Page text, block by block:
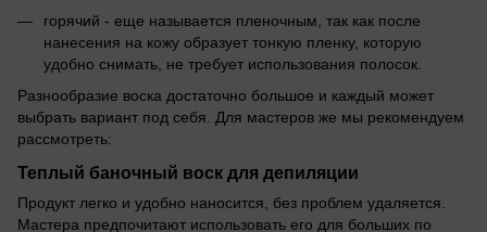
горячий - еще называется пленочным, так как после
нанесения на кожу образует тонкую пленку, которую
удобно снимать, не требует использования полосок.
Разнообразие воска достаточно большое и каждый может
выбрать вариант под себя. Для мастеров же мы рекомендуем
рассмотреть:
Теплый баночный воск для депиляции
Продукт легко и удобно наносится, без проблем удаляется.
Мастера предпочитают использовать его для больших по